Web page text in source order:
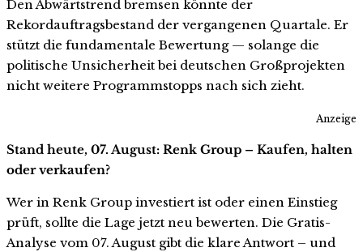
Den Abwärtstrend bremsen könnte der
Rekordauftragsbestand der vergangenen Quartale. Er
stützt die fundamentale Bewertung — solange die
politische Unsicherheit bei deutschen Großprojekten
nicht weitere Programmstopps nach sich zieht.
Anzeige
Stand heute, 07. August: Renk Group – Kaufen, halten
oder verkaufen?
Wer in Renk Group investiert ist oder einen Einstieg
prüft, sollte die Lage jetzt neu bewerten. Die Gratis-
Analyse vom 07. August gibt die klare Antwort – und